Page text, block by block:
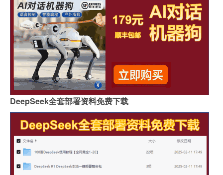
DeepSeek全套部署资料免费下载